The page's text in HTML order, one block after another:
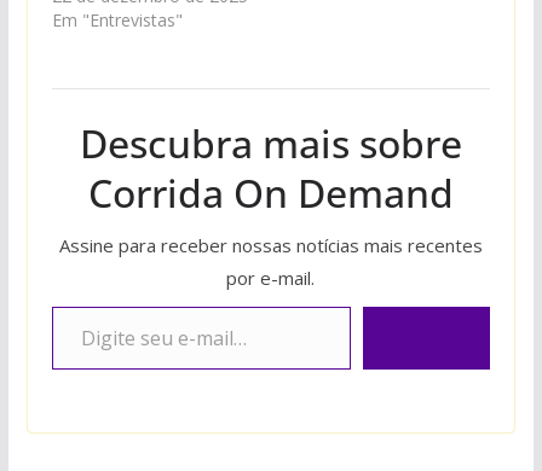
Em "Entrevistas"
Descubra mais sobre
Corrida On Demand
Assine para receber nossas notícias mais recentes
por e-mail.
Digite seu e-mail…